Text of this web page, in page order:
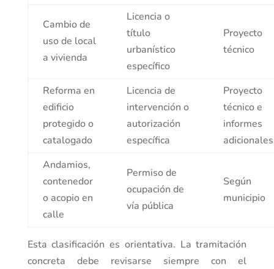
Cambio de
uso de local
a vivienda
Licencia o
título
urbanístico
específico
Proyecto
técnico
Reforma en
edificio
protegido o
catalogado
Licencia de
intervención o
autorización
específica
Proyecto
técnico e
informes
adicionales
Andamios,
contenedor
o acopio en
calle
Permiso de
ocupación de
vía pública
Según
municipio
Esta clasificación es orientativa. La tramitación
concreta debe revisarse siempre con el